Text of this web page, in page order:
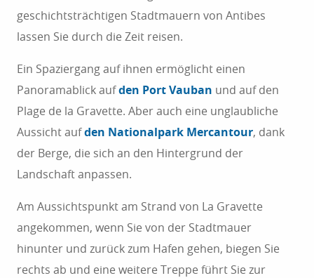
geschichtsträchtigen Stadtmauern von Antibes
lassen Sie durch die Zeit reisen.
Ein Spaziergang auf ihnen ermöglicht einen
Panoramablick aufden Port Vauban und auf den
Plage de la Gravette. Aber auch eine unglaubliche
Aussicht aufden Nationalpark Mercantour, dank
der Berge, die sich an den Hintergrund der
Landschaft anpassen.
Am Aussichtspunkt am Strand von La Gravette
angekommen, wenn Sie von der Stadtmauer
hinunter und zurück zum Hafen gehen, biegen Sie
rechts ab und eine weitere Treppe führt Sie zur